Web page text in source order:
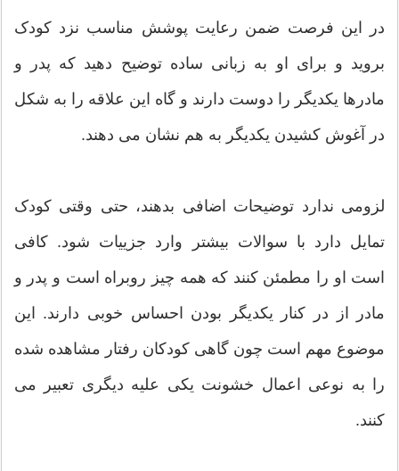
در این فرصت ضمن رعایت پوشش مناسب نزد کودک
بروید و برای او به زبانی ساده توضیح دهید که پدر و
مادرها یکدیگر را دوست دارند و گاه این علاقه را به شکل
در آغوش کشیدن یکدیگر به هم نشان می دهند.
لزومی ندارد توضیحات اضافی بدهند، حتی وقتی کودک
تمایل دارد با سوالات بیشتر وارد جزییات شود. کافی
است او را مطمئن کنند که همه چیز روبراه است و پدر و
مادر از در کنار یکدیگر بودن احساس خوبی دارند. این
موضوع مهم است چون گاهی کودکان رفتار مشاهده شده
را به نوعی اعمال خشونت یکی علیه دیگری تعبیر می
کنند.